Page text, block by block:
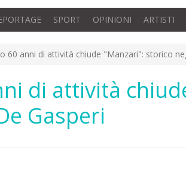
SPORT OPINIONI ARTISTI
60 anni di attività chiude "Manzari": storico
di attività
Gasperi